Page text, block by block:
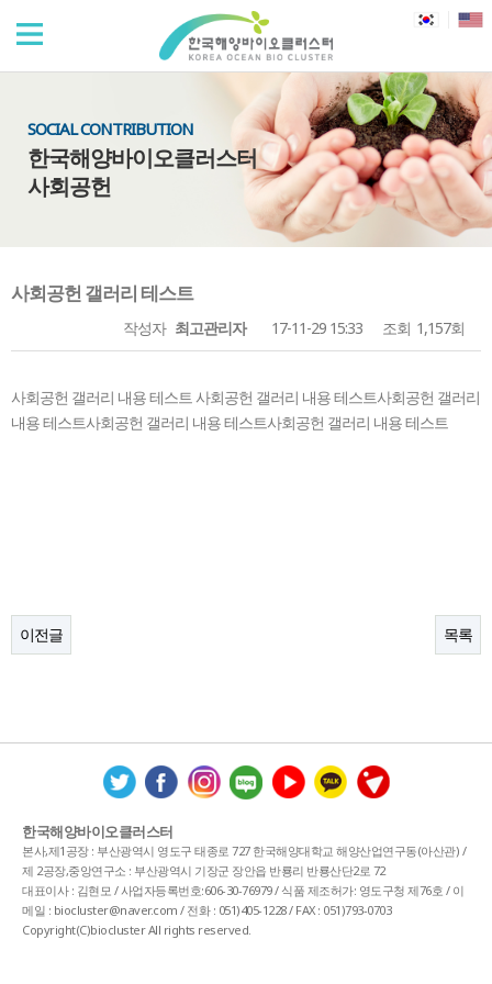
SOCIAL CONTRIBUTION
한국해양바이오클러스터
사회공헌
사회공헌 갤러리 테스트
작성자 최고관리자 17-11-29 15:33 조회 1,157회
사회공헌 갤러리 내용 테스트 사회공헌 갤러리 내용 테스트사회공헌 갤러리
내용 테스트사회공헌 갤러리 내용 테스트사회공헌 갤러리 내용 테스트
이전글 목록
한국해양바이오클러스터
본사,제1공장 : 부산광역시 영도구 태종로 727 한국해양대학교 해양산업연구동(아산관) /
제 2공장,중앙연구소 : 부산광역시 기장군 장안읍 반룡리 반룡산단2로 72
대표이사 : 김현모 / 사업자등록번호:606-30-76979 / 식품 제조허가: 영도구청 제76호 / 이
메일 : biocluster@naver.com / 전화 : 051)405-1228 / FAX : 051)793-0703
Copyright(C)biocluster All rights reserved.